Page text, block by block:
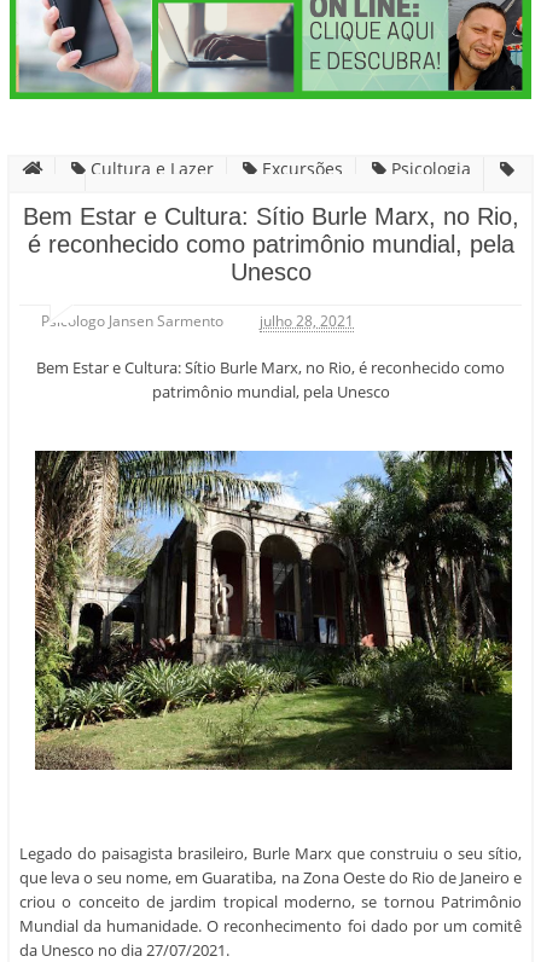
Cultura e Lazer Excursões
Psicologia
reconhecido como patrimônio mundial, pela Unesco
Bem Estar e Cultura: Sítio Burle Marx, no Rio,
é reconhecido como patrimônio mundial, pela
Unesco
Psicólogo Jansen Sarmento julho 28, 2021
Bem Estar e Cultura: Sítio Burle Marx, no Rio, é reconhecido como
patrimônio mundial, pela Unesco
Legado do paisagista brasileiro, Burle Marx que construiu o seu sítio,
que leva o seu nome, em Guaratiba, na Zona Oeste do Rio de Janeiro e
criou o conceito de jardim tropical moderno, se tornou Patrimônio
Mundial da humanidade. O reconhecimento foi dado por um comitê
da Unesco no dia 27/07/2021.